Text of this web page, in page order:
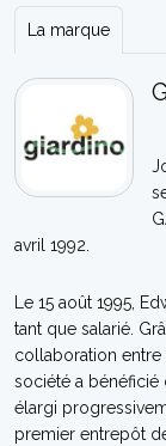
La marque
avril 1992.
Le 15 août 1995,
tant que salarié.
collaboration
société a bénéficié
élargi
premier entrepôt